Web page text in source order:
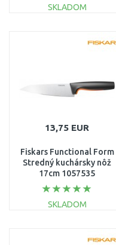
SKLADOM
13,75 EUR
Fiskars Functional Form
Stredný kuchársky nôž
17cm 1057535
SKLADOM